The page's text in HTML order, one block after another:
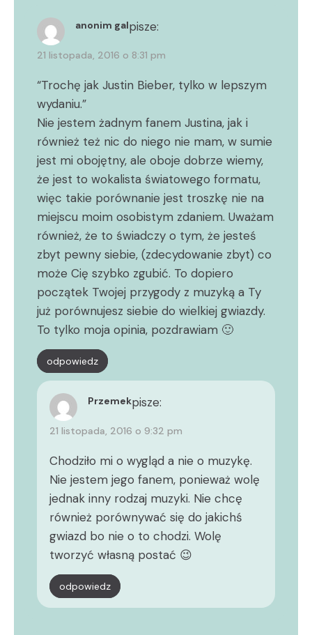
anonim galpisze:
21 listopada, 2016 o 8:31 pm
“Trochę jak Justin Bieber, tylko w lepszym
wydaniu.”
Nie jestem żadnym fanem Justina, jak i
również też nic do niego nie mam, w sumie
jest mi obojętny, ale oboje dobrze wiemy,
że jest to wokalista światowego formatu,
więc takie porównanie jest troszkę nie na
miejscu moim osobistym zdaniem. Uważam
również, że to świadczy o tym, że jesteś
zbyt pewny siebie, (zdecydowanie zbyt) co
może Cię szybko zgubić. To dopiero
początek Twojej przygody z muzyką a Ty
już porównujesz siebie do wielkiej gwiazdy.
To tylko moja opinia, pozdrawiam 🙂
odpowiedz
Przemekpisze:
21 listopada, 2016 o 9:32 pm
Chodziło mi o wygląd a nie o muzykę.
Nie jestem jego fanem, ponieważ wolę
jednak inny rodzaj muzyki. Nie chcę
również porównywać się do jakichś
gwiazd bo nie o to chodzi. Wolę
tworzyć własną postać 😉
odpowiedz